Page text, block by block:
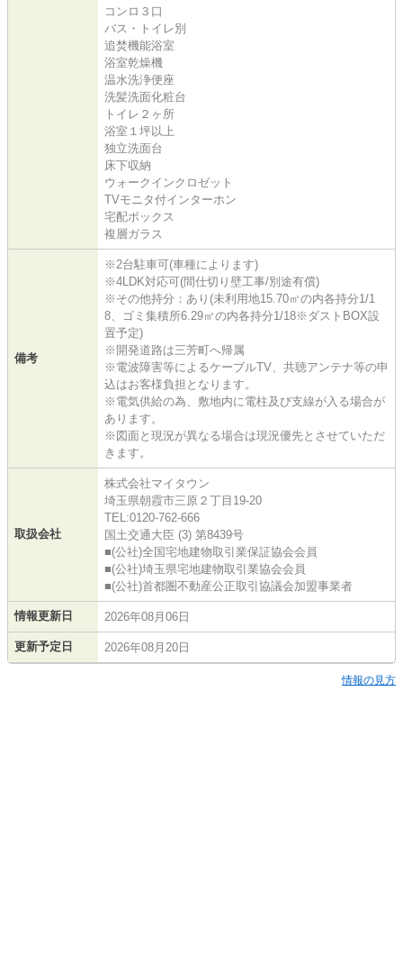
コンロ３口
バス・トイレ別
追焚機能浴室
浴室乾燥機
温水洗浄便座
洗髪洗面化粧台
トイレ２ヶ所
浴室１坪以上
独立洗面台
床下収納
ウォークインクロゼット
TVモニタ付インターホン
宅配ボックス
複層ガラス
備考
※2台駐車可(車種によります)
※4LDK対応可(間仕切り壁工事/別途有償)
※その他持分：あり(未利用地15.70㎡の内各持分1/1
8、ゴミ集積所6.29㎡の内各持分1/18※ダストBOX設
置予定)
※開発道路は三芳町へ帰属
※電波障害等によるケーブルTV、共聴アンテナ等の申
込はお客様負担となります。
※電気供給の為、敷地内に電柱及び支線が入る場合が
あります。
※図面と現況が異なる場合は現況優先とさせていただ
きます。
取扱会社
株式会社マイタウン
埼玉県朝霞市三原２丁目19-20
TEL:0120-762-666
国土交通大臣 (3) 第8439号
■(公社)全国宅地建物取引業保証協会会員
■(公社)埼玉県宅地建物取引業協会会員
■(公社)首都圏不動産公正取引協議会加盟事業者
情報更新日 2026年08月06日
更新予定日 2026年08月20日
情報の見方